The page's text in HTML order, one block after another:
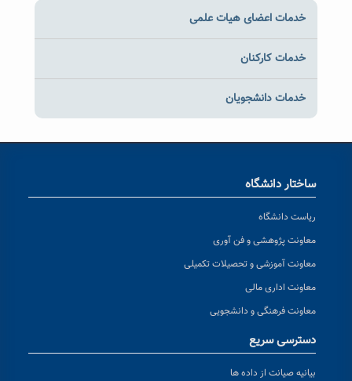
خدمات اعضای هیات علمی
خدمات کارکنان
خدمات دانشجویان
ساختار دانشگاه
ریاست دانشگاه
معاونت پژوهشی و فن آوری
معاونت آموزشی و تحصیلات تکمیلی
معاونت اداری مالی
معاونت فرهنگی و دانشجویی
دسترسی سریع
بیانیه صیانت از داده ها